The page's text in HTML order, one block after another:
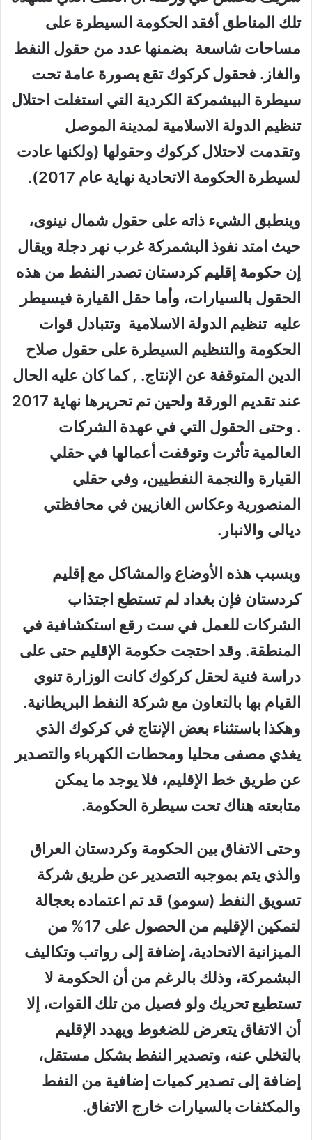
تلك المناطق أفقد الحكومة السيطرة على
مساحات شاسعة بضمنها عدد من حقول النفط
والغاز. فحقول كركوك تقع بصورة عامة تحت
سيطرة البيشمركة الكردية التي استغلت احتلال
تنظيم الدولة الاسلامية لمدينة الموصل
وتقدمت لاحتلال كركوك وحقولها (ولكنها عادت
لسيطرة الحكومة الاتحادية نهاية عام 2017).
وينطبق الشيء ذاته على حقول شمال نينوى،
حيث امتد نفوذ البشمركة غرب نهر دجلة ويقال
إن حكومة إقليم كردستان تصدر النفط من هذه
الحقول بالسيارات، وأما حقل القيارة فيسيطر
عليه تنظيم الدولة الاسلامية وتتبادل قوات
الحكومة والتنظيم السيطرة على حقول صلاح
الدين المتوقفة عن الإنتاج. , كما كان عليه الحال
عند تقديم الورقة ولحين تم تحريرها نهاية 2017
. وحتى الحقول التي في عهدة الشركات
العالمية تأثرت وتوقفت أعمالها في حقلي
القيارة والنجمة النفطيين، وفي حقلي
المنصورية وعكاس الغازيين في محافظتي
ديالى والانبار.
وبسبب هذه الأوضاع والمشاكل مع إقليم
كردستان فإن بغداد لم تستطع اجتذاب
الشركات للعمل في ست رقع استكشافية في
المنطقة. وقد احتجت حكومة الإقليم حتى على
دراسة فنية لحقل كركوك كانت الوزارة تنوي
القيام بها بالتعاون مع شركة النفط البريطانية.
وهكذا باستثناء بعض الإنتاج في كركوك الذي
يغذي مصفى محليا ومحطات الكهرباء والتصدير
عن طريق خط الإقليم، فلا يوجد ما يمكن
متابعته هناك تحت سيطرة الحكومة.
وحتى الاتفاق بين الحكومة وكردستان العراق
والذي يتم بموجبه التصدير عن طريق شركة
تسويق النفط (سومو) قد تم اعتماده بعجالة
لتمكين الإقليم من الحصول على 17% من
الميزانية الاتحادية، إضافة إلى رواتب وتكاليف
البشمركة، وذلك بالرغم من أن الحكومة لا
تستطيع تحريك ولو فصيل من تلك القوات، إلا
أن الاتفاق يتعرض للضغوط ويهدد الإقليم
بالتخلي عنه، وتصدير النفط بشكل مستقل،
إضافة إلى تصدير كميات إضافية من النفط
والمكثفات بالسيارات خارج الاتفاق.